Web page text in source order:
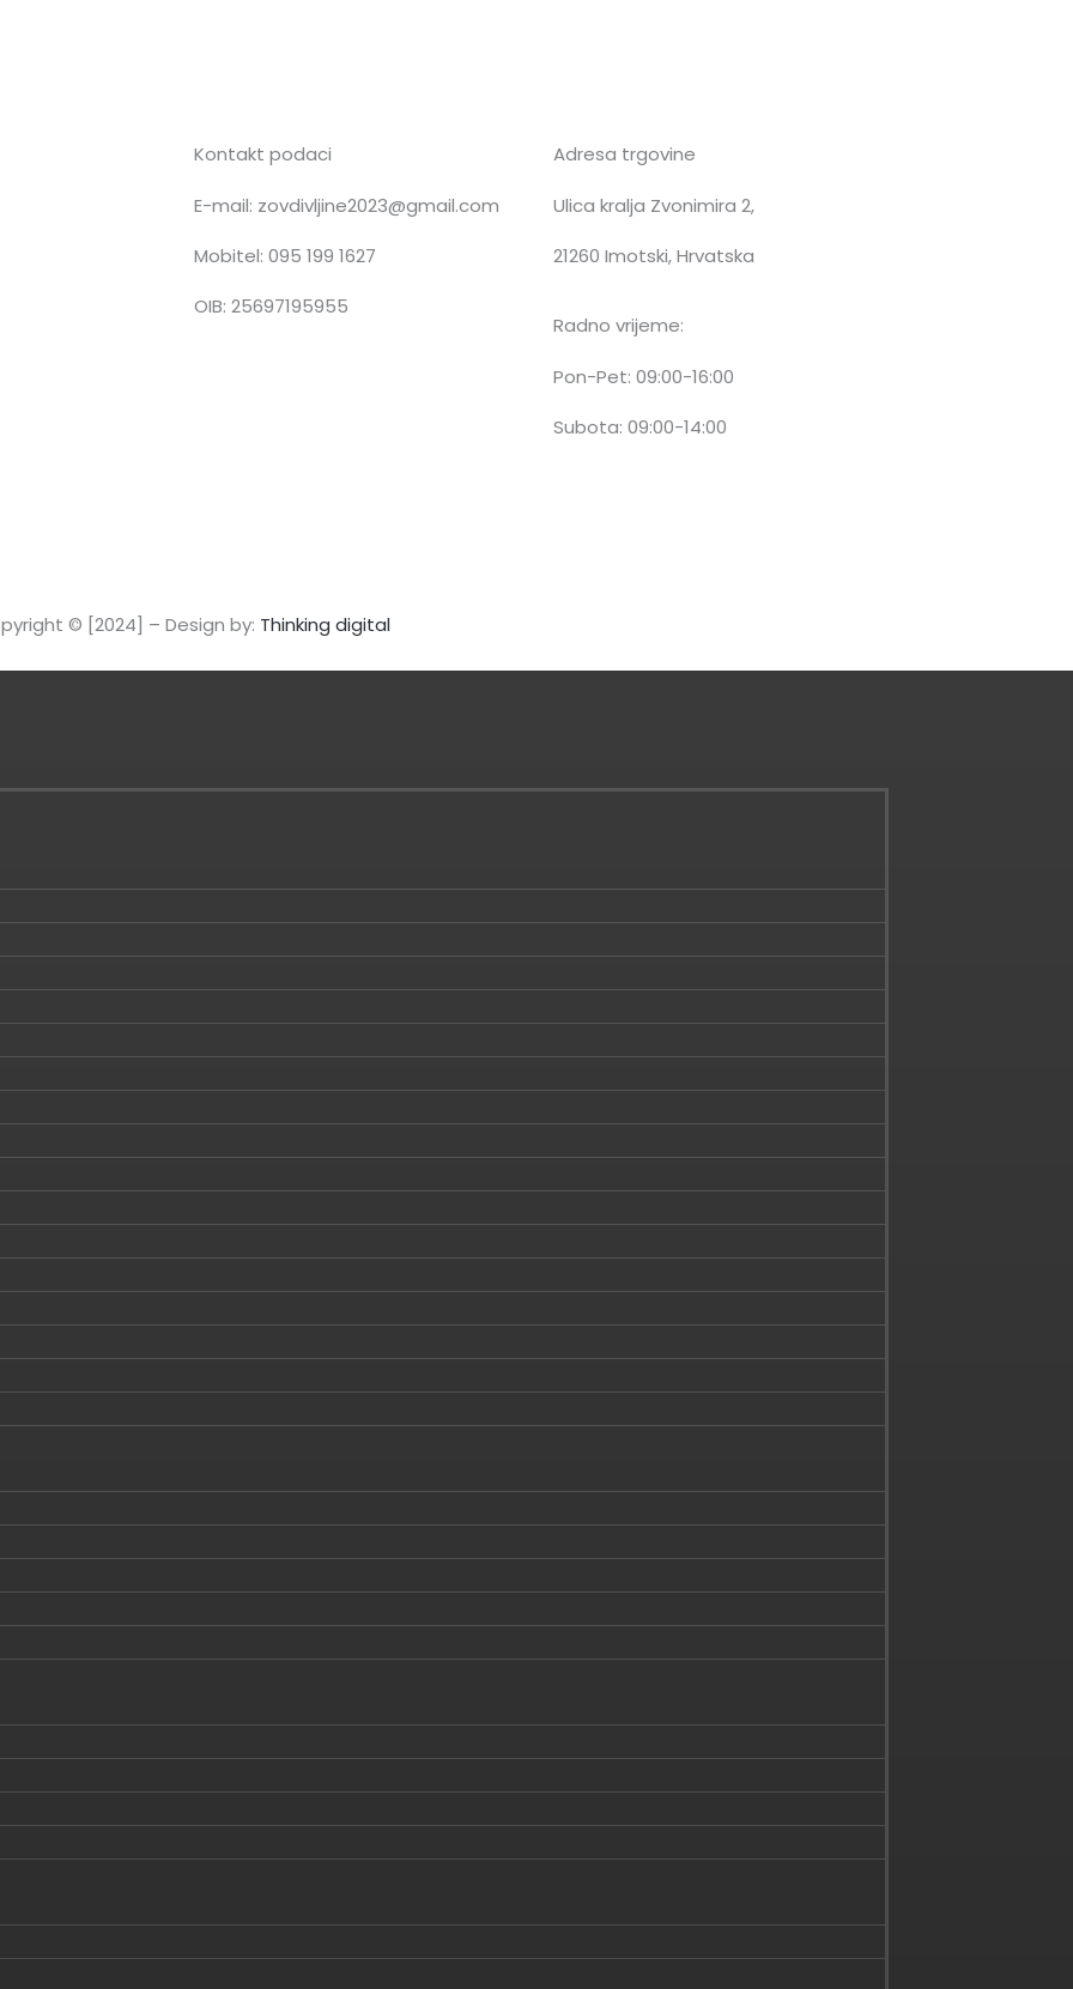
Kontakt podaci
E-mail: zovdivljine2023@gmail.com
Mobitel: 095 199 1627
OIB: 25697195955
Adresa trgovine
Ulica kralja Zvonimira 2,
21260 Imotski, Hrvatska
Radno vrijeme:
Pon-Pet: 09:00-16:00
Subota: 09:00-14:00
© [2024] – Design by: Thinking digital